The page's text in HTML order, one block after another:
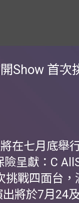
Show 首次
在七月底舉
險呈獻：C
挑戰四面台
將於7月24